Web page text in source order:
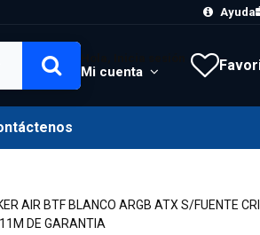
Ayuda
Mi cuenta
AIR BTF BLANCO ARGB ATX S/FUENTE
DE GARANTIA